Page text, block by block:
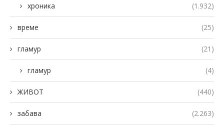
хроника (1.932)
време (25)
гламур (21)
гламур (4)
ЖИВОТ (440)
забава (2.263)